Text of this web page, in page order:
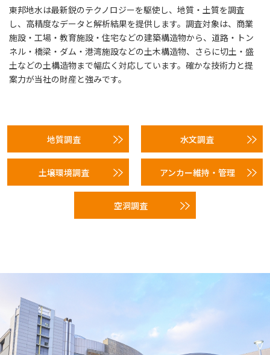
東邦地水は最新鋭のテクノロジーを駆使し、地質・土質を調査
し、高精度なデータと解析結果を提供します。調査対象は、商業
施設・工場・教育施設・住宅などの建築構造物から、道路・トン
ネル・橋梁・ダム・港湾施設などの土木構造物、さらに切土・盛
土などの土構造物まで幅広く対応しています。確かな技術力と提
案力が当社の財産と強みです。
地質調査 水文調査
土壌環境調査 アンカー維持・管理
空洞調査